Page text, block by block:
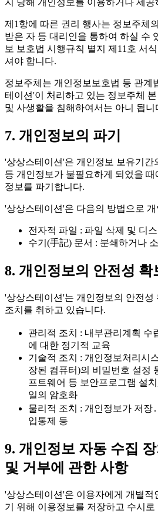
제1항에 따른 권리 행사는 정보주체
받은 자 등 대리인을 통하여 하실 수
보 보호법 시행규칙 별지 제11호 서
셔야 합니다.
정보주체는 개인정보보호법 등 관계
테이션'이 처리하고 있는 정보주체
및 사생활을 침해하여서는 아니 됩니
7. 개인정보의 파기
'상상스테이션'은 개인정보 보유기간
등 개인정보가 불필요하게 되었을
정보를 파기합니다.
'상상스테이션'은 다음의 방법으로
전자적 파일 : 파일 삭제 및 디
수기(手記) 문서 : 분쇄하거나
8. 개인정보의 안전성 확
'상상스테이션'는 개인정보의 안전성
조치를 취하고 있습니다.
관리적 조치
: 내부관리계획 수
에 대한 정기적 교육
기술적 조치
: 개인정보처리시
장된 컴퓨터)의 비밀번호 설정
프트웨어 등 보안프로그램 설
일의 암호화
물리적 조치
: 개인정보가 저장
입통제 등
9. 개인정보 자동 수집
및 거부에 관한 사항
'상상스테이션'은 이용자에게 개별적
기 위해 이용정보를 저장하고 수시로